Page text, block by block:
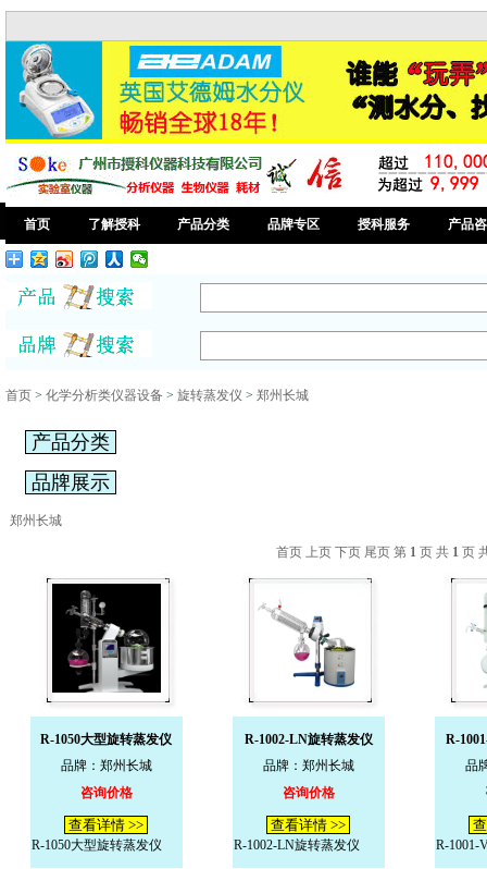
首页 了解授科 产品分类 品牌专区 授科服务 产品
首页> 化学分析类仪器设备 > 旋转蒸发仪 > 郑州长城
产品分类
品牌展示
郑州长城
首页 上页 下页 尾页 第 1 页 共 1 页
R-1050大型旋转蒸发仪
品牌：郑州长城
咨询价格
查看详情 >>
R-1050大型旋转蒸发仪
R-1002-LN旋转蒸发仪
品牌：郑州长城
咨询价格
查看详情 >>
R-1002-LN旋转蒸发仪
R-
品
R-1001-